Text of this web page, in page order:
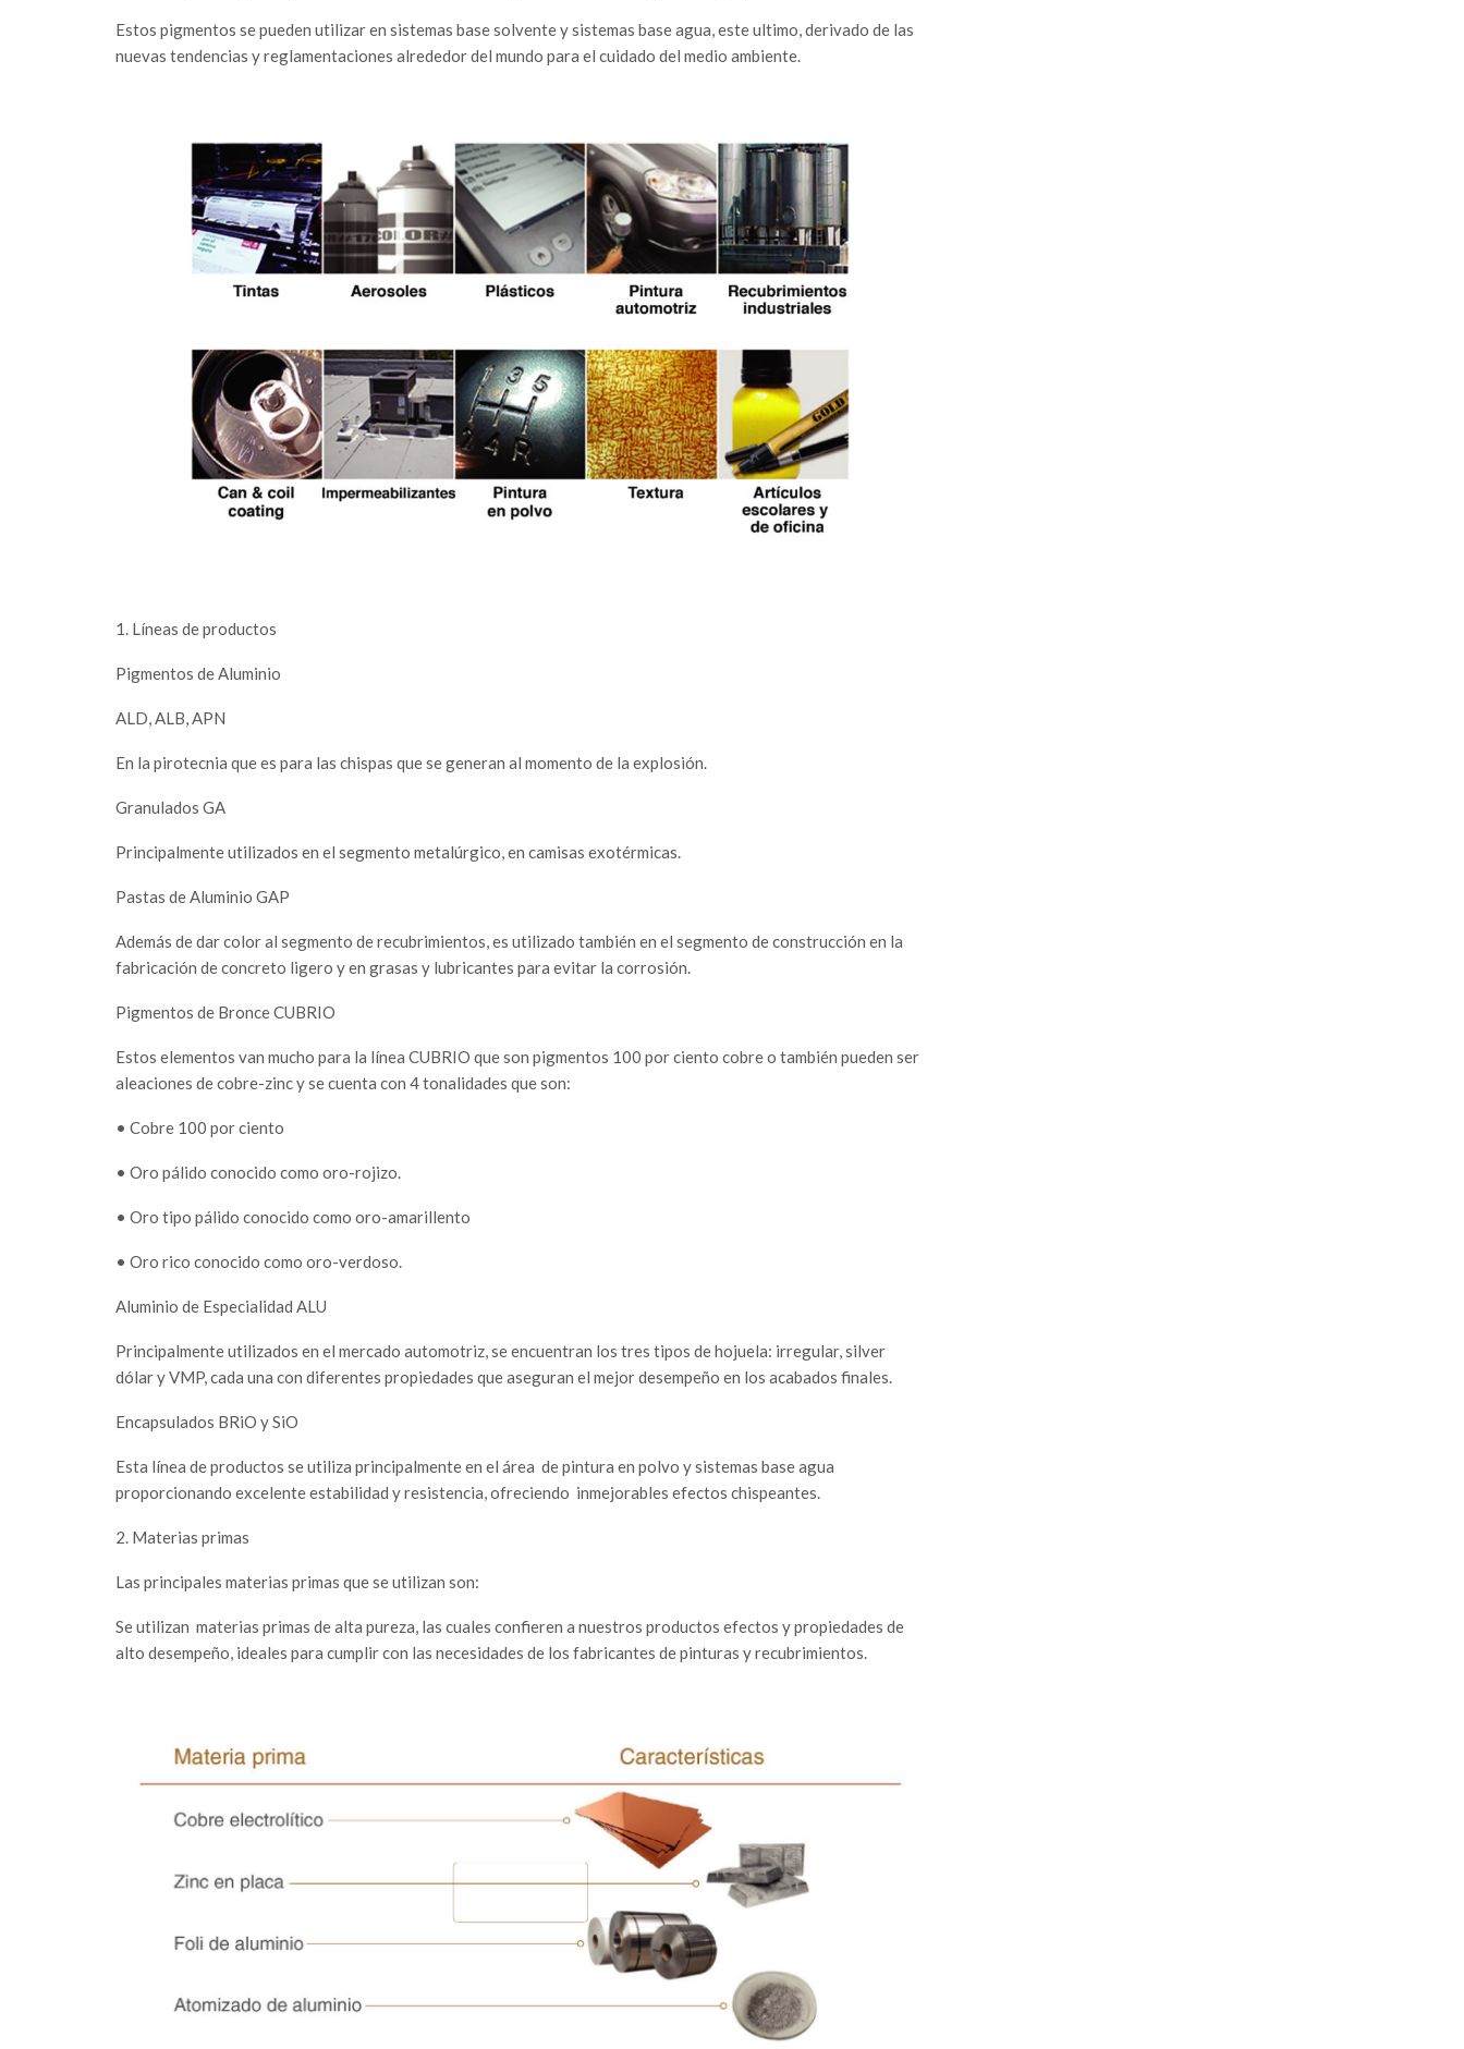
Estos pigmentos se pueden utilizar en sistemas base solvente y sistemas base agua, este ultimo, derivado de las
nuevas tendencias y reglamentaciones alrededor del mundo para el cuidado del medio ambiente.
1. Líneas de productos
Pigmentos de Aluminio
ALD, ALB, APN
En la pirotecnia que es para las chispas que se generan al momento de la explosión.
Granulados GA
Principalmente utilizados en el segmento metalúrgico, en camisas exotérmicas.
Pastas de Aluminio GAP
Además de dar color al segmento de recubrimientos, es utilizado también en el segmento de construcción en la
fabricación de concreto ligero y en grasas y lubricantes para evitar la corrosión.
Pigmentos de Bronce CUBRIO
Estos elementos van mucho para la línea CUBRIO que son pigmentos 100 por ciento cobre o también pueden ser
aleaciones de cobre-zinc y se cuenta con 4 tonalidades que son:
• Cobre 100 por ciento
• Oro pálido conocido como oro-rojizo.
• Oro tipo pálido conocido como oro-amarillento
• Oro rico conocido como oro-verdoso.
Aluminio de Especialidad ALU
Principalmente utilizados en el mercado automotriz, se encuentran los tres tipos de hojuela: irregular, silver
dólar y VMP, cada una con diferentes propiedades que aseguran el mejor desempeño en los acabados finales.
Encapsulados BRiO y SiO
Esta línea de productos se utiliza principalmente en el área de pintura en polvo y sistemas base agua
proporcionando excelente estabilidad y resistencia, ofreciendo inmejorables efectos chispeantes.
2. Materias primas
Las principales materias primas que se utilizan son:
Se utilizan materias primas de alta pureza, las cuales confieren a nuestros productos efectos y propiedades de
alto desempeño, ideales para cumplir con las necesidades de los fabricantes de pinturas y recubrimientos.